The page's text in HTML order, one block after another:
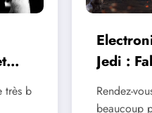
très b
Jedi :
Rendez-
beaucoup